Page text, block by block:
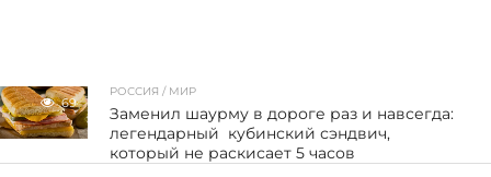
69
РОССИЯ / МИР
Заменил шаурму в дороге раз и навсегда:
легендарный кубинский сэндвич,
который не раскисает 5 часов